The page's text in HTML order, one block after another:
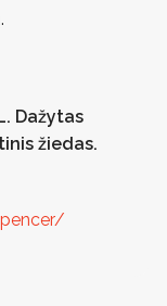
Dažytas
žiedas.